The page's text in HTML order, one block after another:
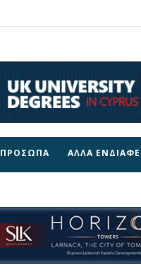
ΠΡΟΣΩΠΑ ΑΛΛΑ